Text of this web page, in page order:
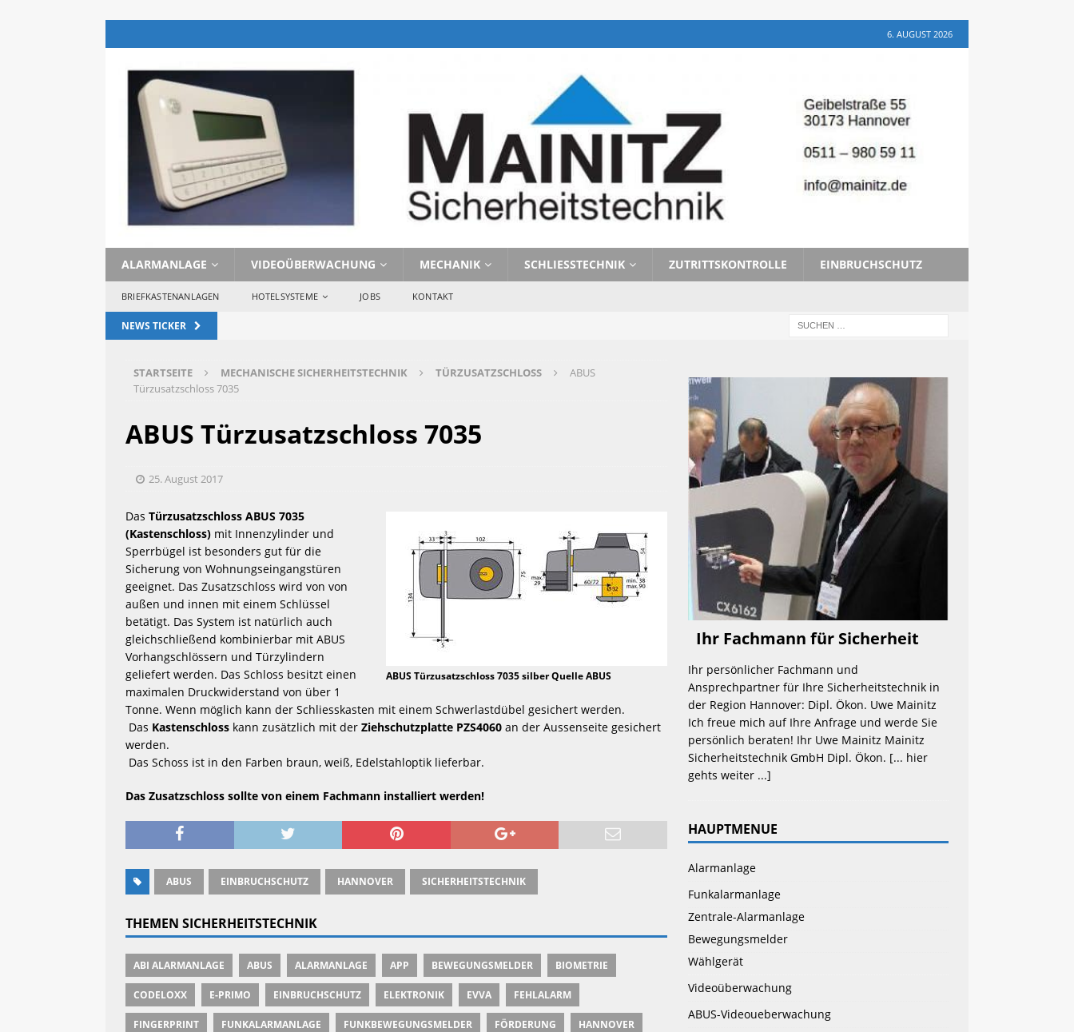
6. AUGUST 2026
ALARMANLAGE VIDEOÜBERWACHUNG MECHANIK SCHLIESSTECHNIK ZUTRITTSKONTROLLE EINBRUCHSCHUTZ
BRIEFKASTENANLAGEN HOTELSYSTEME JOBS KONTAKT
NEWS TICKER
[ 19. Oktober 2018 ]
[ 12. Oktober 2018 ] Monteur m/w Sicherheitstechnik „Mechanik“ JOBS
[ 9. September 2016 ]
STARTSEITE MECHANISCHE SICHERHEITSTECHNIK TÜRZUSATZSCHLOSS
ABUS
Türzusatzschloss 7035
ABUS Türzusatzschloss 7035
25. August 2017
ABUS Türzusatzschloss 7035 silber Quelle ABUS
Das Türzusatzschloss ABUS 7035
(Kastenschloss) mit Innenzylinder und
Sperrbügel ist besonders gut für die
Sicherung von Wohnungseingangstüren
geeignet. Das Zusatzschloss wird von von
außen und innen mit einem Schlüssel
betätigt. Das System ist natürlich auch
gleichschließend kombinierbar mit ABUS
Vorhangschlössern und Türzylindern
geliefert werden. Das Schloss besitzt einen
maximalen Druckwiderstand von über 1
Tonne. Wenn möglich kann der Schliesskasten mit einem Schwerlastdübel gesichert werden.
Das Kastenschloss kann zusätzlich mit der Ziehschutzplatte PZS4060 an der Aussenseite gesichert
werden.
Das Schoss ist in den Farben braun, weiß, Edelstahloptik lieferbar.
Das Zusatzschloss sollte von einem Fachmann installiert werden!
ABUS EINBRUCHSCHUTZ HANNOVER SICHERHEITSTECHNIK
THEMEN SICHERHEITSTECHNIK
ABI ALARMANLAGE ABUS ALARMANLAGE APP BEWEGUNGSMELDER BIOMETRIE
CODELOXX E-PRIMO EINBRUCHSCHUTZ ELEKTRONIK EVVA FEHLALARM
FINGERPRINT FUNKALARMANLAGE FUNKBEWEGUNGSMELDER FÖRDERUNG HANNOVER
Ihr Fachmann für Sicherheit
Ihr persönlicher Fachmann und
Ansprechpartner für Ihre Sicherheitstechnik in
der Region Hannover: Dipl. Ökon. Uwe Mainitz
Ich freue mich auf Ihre Anfrage und werde Sie
persönlich beraten! Ihr Uwe Mainitz Mainitz
Sicherheitstechnik GmbH Dipl. Ökon. [... hier
gehts weiter ...]
HAUPTMENUE
Alarmanlage
Funkalarmanlage
Zentrale-Alarmanlage
Bewegungsmelder
Wählgerät
Videoüberwachung
ABUS-Videoueberwachung